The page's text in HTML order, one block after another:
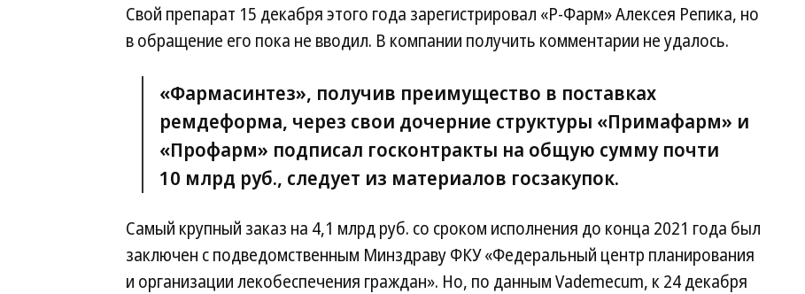
Свой препарат 15 декабря этого года зарегистрировал «Р-Фарм» Алексея Репика, но
в обращение его пока не вводил. В компании получить комментарии не удалось.
«Фармасинтез», получив преимущество в поставках
ремдеформа, через свои дочерние структуры «Примафарм» и
«Профарм» подписал госконтракты на общую сумму почти
10 млрд руб., следует из материалов госзакупок.
Самый крупный заказ на 4,1 млрд руб. со сроком исполнения до конца 2021 года был
заключен с подведомственным Минздраву ФКУ «Федеральный центр планирования
и организации лекобеспечения граждан». Но, по данным Vademecum, к 24 декабря